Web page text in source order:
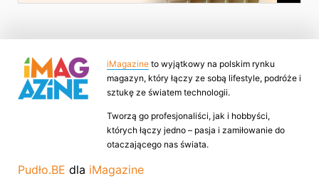
iMagazine to wyjątkowy na polskim rynku
magazyn, który łączy ze sobą lifestyle, podróże i
sztukę ze światem technologii.
Tworzą go profesjonaliści, jak i hobbyści,
których łączy jedno – pasja i zamiłowanie do
otaczającego nas świata.
Pudło.BE dla iMagazine